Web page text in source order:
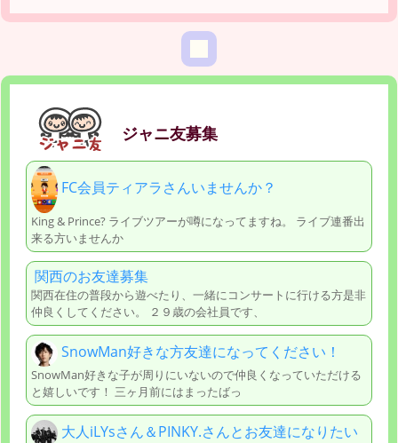
ジャニ友募集
FC会員ティアラさんいませんか？
King & Prince? ライブツアーが噂になってますね。 ライブ連番出
来る方いませんか
関西のお友達募集
関西在住の普段から遊べたり、一緒にコンサートに行ける方是非
仲良くしてください。 ２９歳の会社員です、
SnowMan好きな方友達になってください！
SnowMan好きな子が周りにいないので仲良くなっていただける
と嬉しいです！ 三ヶ月前にはまったばっ
大人iLYsさん＆PINKY.さんとお友達になりたい